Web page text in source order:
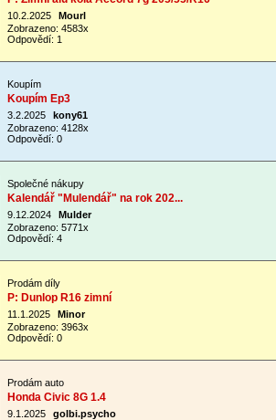
10.2.2025
Mourl
Zobrazeno: 4583x
Odpovědí: 1
Koupím
Koupím Ep3
3.2.2025
kony61
Zobrazeno: 4128x
Odpovědí: 0
Společné nákupy
Kalendář "Mulendář" na rok 202...
9.12.2024
Mulder
Zobrazeno: 5771x
Odpovědí: 4
Prodám díly
P: Dunlop R16 zimní
11.1.2025
Minor
Zobrazeno: 3963x
Odpovědí: 0
Prodám auto
Honda Civic 8G 1.4
9.1.2025
golbi.psycho